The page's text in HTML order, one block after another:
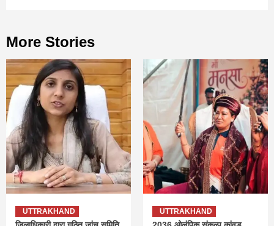
More Stories
UTTRAKHAND UTTRAKHAND